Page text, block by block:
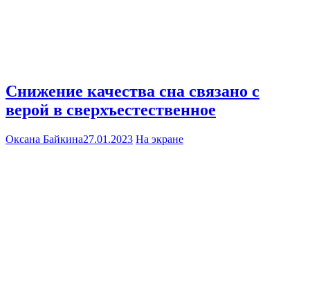
Снижение качества сна связано с
верой в сверхъестественное
Оксана Байкина27.01.2023 На экране